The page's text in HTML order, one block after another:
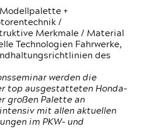
Modellpalette +
/
Merkmale / Material
Technologien Fahrwerke,
des
werden die
top ausgestatteten Honda-
großen Palette an
mit allen aktuellen
im PKW- und